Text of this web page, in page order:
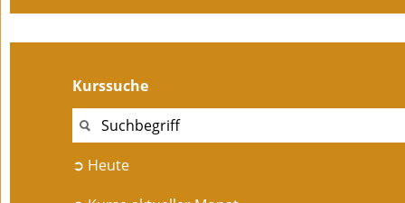
Kurssuche
➲ Heute